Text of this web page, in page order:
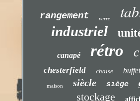
rangement verre
industriel
canapé rétro
chesterfield chaise buffet
maison siècle siège
stockage